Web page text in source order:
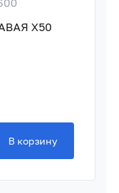
X50
В корзину